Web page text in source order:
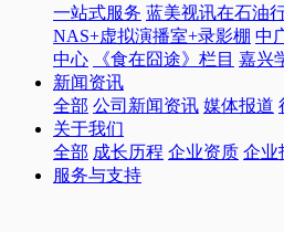
一站式服务 蓝美视讯在石油
NAS+虚拟演播室+录影棚 中
中心
《食在囧途》栏目 嘉兴
新闻资讯
全部 公司新闻资讯 媒体报道
关于我们
全部 成长历程 企业资质 企业
服务与支持